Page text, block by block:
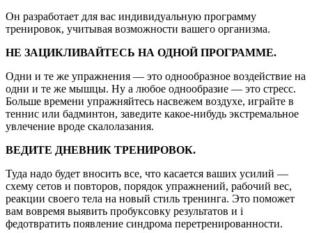
Он разработает для вас индивидуальную программу
тренировок, учитывая возможности вашего организма.
НЕ ЗАЦИКЛИВАЙТЕСЬ НА ОДНОЙ ПРОГРАММЕ.
Одни и те же упражнения — это однообразное воздействие на
одни и те же мышцы. Ну а любое однообразие — это стресс.
Больше времени упражняйтесь насвежем воздухе, играйте в
теннис или бадминтон, заведите какое-нибудь экстремальное
увлечение вроде скалолазания.
ВЕДИТЕ ДНЕВНИК ТРЕНИРОВОК.
Туда надо будет вносить все, что касается ваших усилий —
схему сетов и повторов, порядок упражнений, рабочий вес,
реакции своего тела на новый стиль тренинга. Это поможет
вам вовремя выявить пробуксовку результатов и i
федотвратить появление синдрома перетренированности.